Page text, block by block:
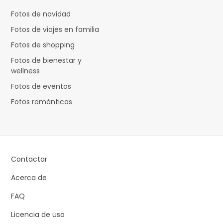
Fotos de navidad
Fotos de viajes en familia
Fotos de shopping
Fotos de bienestar y
wellness
Fotos de eventos
Fotos románticas
Contactar
Acerca de
FAQ
Licencia de uso